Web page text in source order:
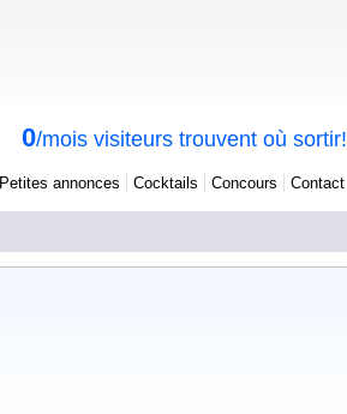
0/mois visiteurs trouvent où sortir!
Petites annonces Cocktails Concours Contact